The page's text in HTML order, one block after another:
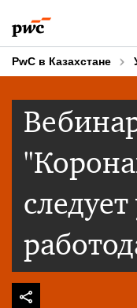
to
content
to
footer
PwC в Казахстане